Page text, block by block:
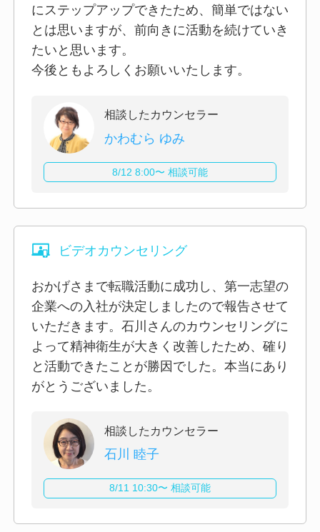
にステップアップできたため、簡単ではない
とは思いますが、前向きに活動を続けていき
たいと思います。
今後ともよろしくお願いいたします。
相談したカウンセラー
かわむら ゆみ
8/12 8:00〜 相談可能
ビデオカウンセリング
おかげさまで転職活動に成功し、第一志望の
企業への入社が決定しましたので報告させて
いただきます。石川さんのカウンセリングに
よって精神衛生が大きく改善したため、確り
と活動できたことが勝因でした。本当にあり
がとうございました。
相談したカウンセラー
石川 睦子
8/11 10:30〜 相談可能